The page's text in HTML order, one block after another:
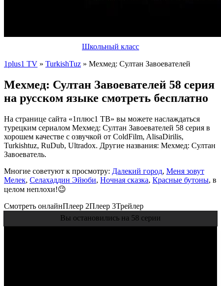
Школьный класс
1plus1 TV » TurkishTuz » Мехмед: Султан Завоевателей
Мехмед: Султан Завоевателей 58 серия
на русском языке смотреть бесплатно
На странице сайта «1плюс1 ТВ» вы можете наслаждаться
турецким сериалом Мехмед: Султан Завоевателей 58 серия в
хорошем качестве с озвучкой от ColdFilm, AlisaDirilis,
Turkishtuz, RuDub, Ultradox. Другие названия: Мехмед: Султан
Завоеватель.
Многие советуют к просмотру: Далекий город, Меня зовут
Мелек, Селахаддин Эйюби, Ночная сказка, Красные бутоны, в
целом неплохи!😉
Смотреть онлайнПлеер 2Плеер 3Трейлер
Вы остановились на 58 серии